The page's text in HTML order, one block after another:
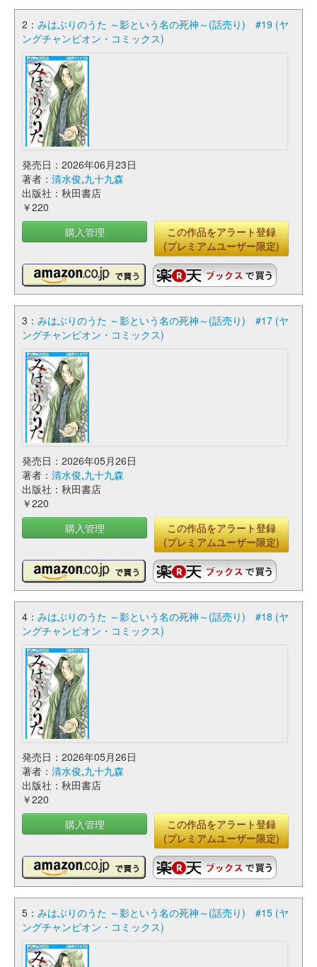
2： みはぶりのうた ～影という名の死神～(話売り) #19 (ヤ
ングチャンピオン・コミックス)
発売日：2026年06月23日
著者： 清水俊,九十九森
出版社：秋田書店
￥220
購入管理
この作品をアラート登録
(プレミアムユーザー限定)
3： みはぶりのうた ～影という名の死神～(話売り) #17 (ヤ
ングチャンピオン・コミックス)
発売日：2026年05月26日
著者： 清水俊,九十九森
出版社：秋田書店
￥220
購入管理
この作品をアラート登録
(プレミアムユーザー限定)
4： みはぶりのうた ～影という名の死神～(話売り) #18 (ヤ
ングチャンピオン・コミックス)
発売日：2026年05月26日
著者： 清水俊,九十九森
出版社：秋田書店
￥220
購入管理
この作品をアラート登録
(プレミアムユーザー限定)
5： みはぶりのうた ～影という名の死神～(話売り) #15 (ヤ
ングチャンピオン・コミックス)